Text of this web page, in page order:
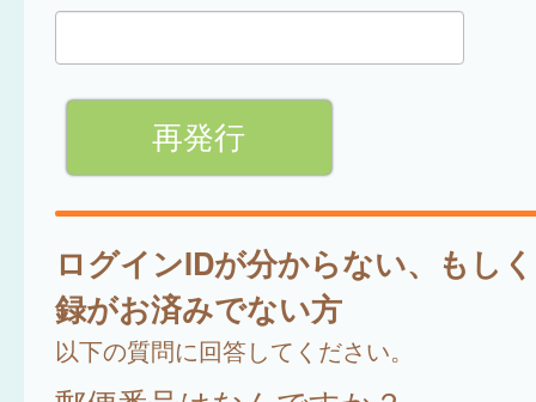
ログインIDが分からない、もし
録がお済みでない方
以下の質問に回答してください。